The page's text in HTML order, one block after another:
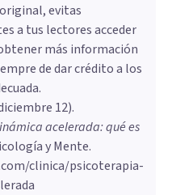
evitas
a tus lectores acceder
más información
de dar crédito a los
12).
acelerada: qué es
y Mente.
clinica/psicoterapia-